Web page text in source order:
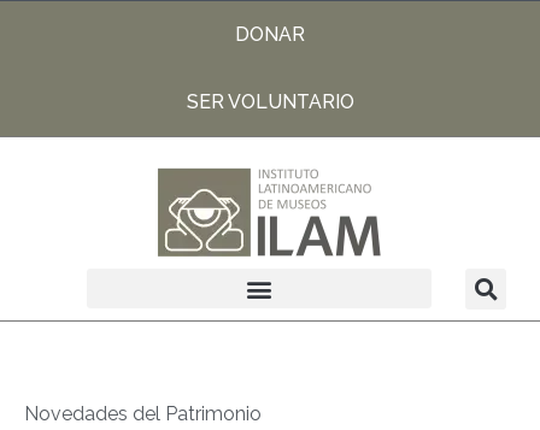
DONAR
SER VOLUNTARIO
Novedades del Patrimonio